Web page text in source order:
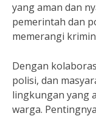
yang aman dan
pemerintah dan
memerangi
Dengan
polisi, dan
lingkungan yang
warga.